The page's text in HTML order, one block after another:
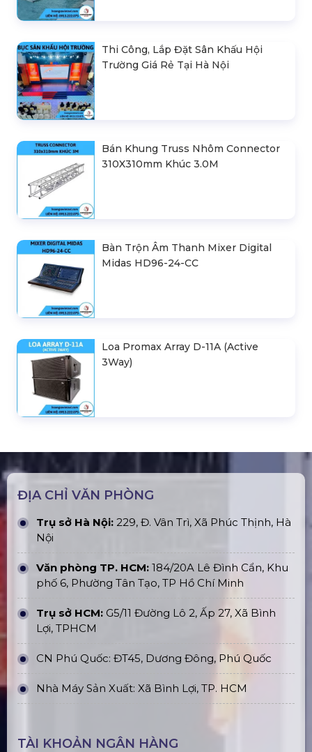
Thi Công, Lắp Đặt Sân Khấu Hội
Trường Giá Rẻ Tại Hà Nội
Bán Khung Truss Nhôm Connector
310X310mm Khúc 3.0M
Bàn Trộn Âm Thanh Mixer Digital
Midas HD96-24-CC
Loa Promax Array D-11A (Active
3Way)
ĐỊA CHỈ VĂN PHÒNG
Trụ sở Hà Nội: 229, Đ. Vân Trì, Xã Phúc Thịnh, Hà
Nội
Văn phòng TP. HCM: 184/20A Lê Đình Cẩn, Khu
phố 6, Phường Tân Tạo, TP Hồ Chí Minh
Trụ sở HCM: G5/11 Đường Lô 2, Ấp 27, Xã Bình
Lợi, TPHCM
CN Phú Quốc: ĐT45, Dương Đông, Phú Quốc
Nhà Máy Sản Xuất: Xã Bình Lợi, TP. HCM
TÀI KHOẢN NGÂN HÀNG